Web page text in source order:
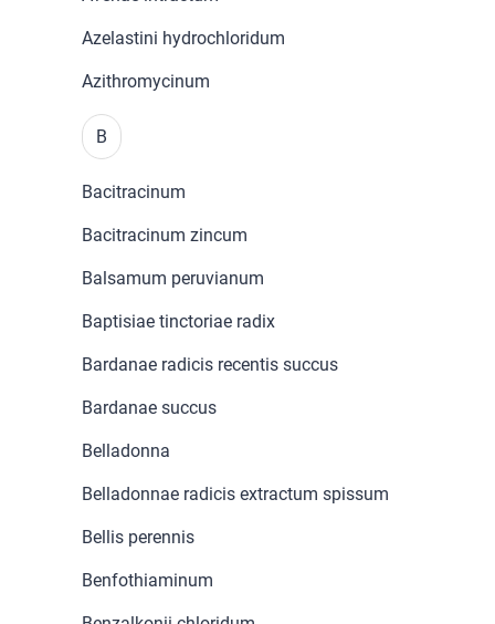
Azelastini hydrochloridum
Azithromycinum
B
Bacitracinum
Bacitracinum zincum
Balsamum peruvianum
Baptisiae tinctoriae radix
Bardanae radicis recentis succus
Bardanae succus
Belladonna
Belladonnae radicis extractum spissum
Bellis perennis
Benfothiaminum